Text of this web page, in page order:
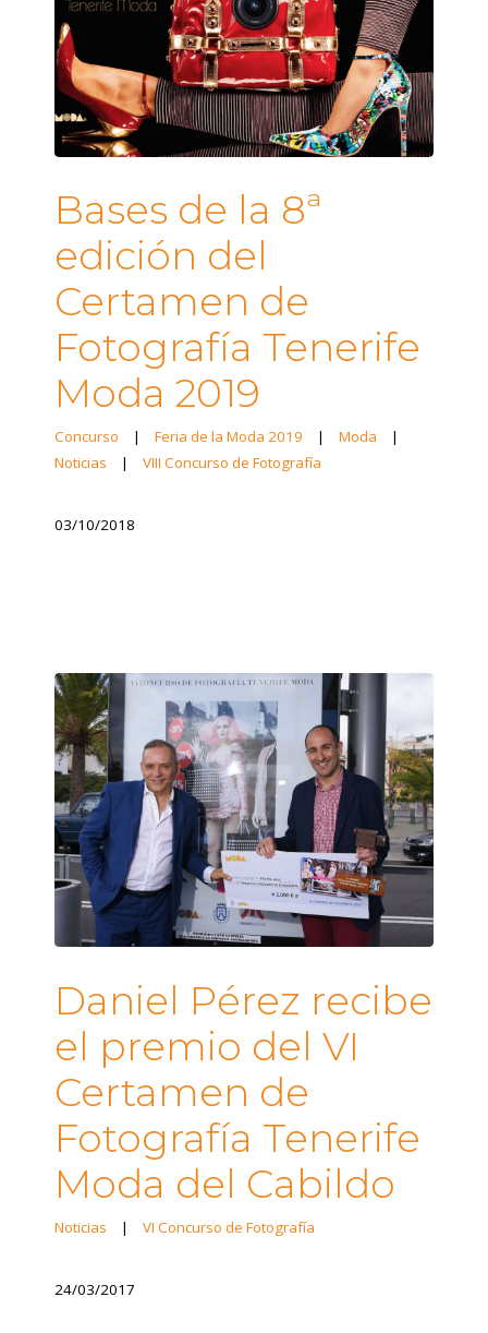
Bases de la 8ª
edición del
Certamen de
Fotografía Tenerife
Moda 2019
Concurso | Feria de la Moda 2019 | Moda
|
Noticias
| VIII Concurso de Fotografía
03/10/2018
Daniel Pérez recibe
el premio del VI
Certamen de
Fotografía Tenerife
Moda del Cabildo
Noticias | VI Concurso de Fotografía
24/03/2017